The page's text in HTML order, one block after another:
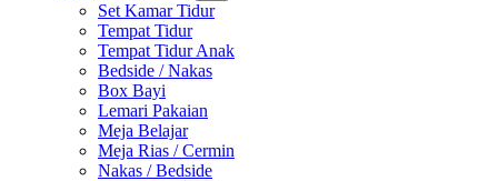
Set Kamar Tidur
Tempat Tidur
Tempat Tidur Anak
Bedside / Nakas
Box Bayi
Lemari Pakaian
Meja Belajar
Meja Rias / Cermin
Nakas / Bedside